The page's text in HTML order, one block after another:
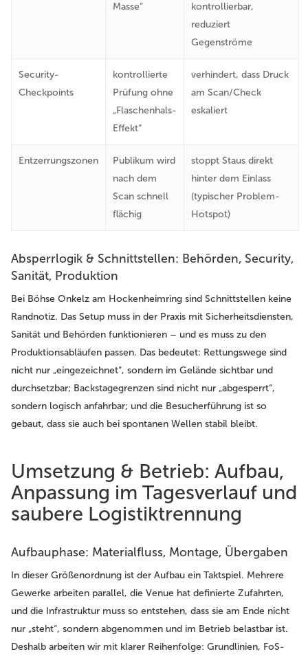
Masse“
kontrollierbar,
reduziert
Gegenströme
Security-
Checkpoints
kontrollierte
Prüfung ohne
„Flaschenhals-
Effekt“
verhindert, dass Druck
am Scan/Check
eskaliert
Entzerrungszonen
Publikum wird
nach dem
Scan schnell
flächig
stoppt Staus direkt
hinter dem Einlass
(typischer Problem-
Hotspot)
Absperrlogik & Schnittstellen: Behörden, Security,
Sanität, Produktion
Bei Böhse Onkelz am Hockenheimring sind Schnittstellen keine
Randnotiz. Das Setup muss in der Praxis mit Sicherheitsdiensten,
Sanität und Behörden funktionieren – und es muss zu den
Produktionsabläufen passen. Das bedeutet: Rettungswege sind
nicht nur „eingezeichnet“, sondern im Gelände sichtbar und
durchsetzbar; Backstagegrenzen sind nicht nur „abgesperrt“,
sondern logisch anfahrbar; und die Besucherführung ist so
gebaut, dass sie auch bei spontanen Wellen stabil bleibt.
Umsetzung & Betrieb: Aufbau,
Anpassung im Tagesverlauf und
saubere Logistiktrennung
Aufbauphase: Materialfluss, Montage, Übergaben
In dieser Größenordnung ist der Aufbau ein Taktspiel. Mehrere
Gewerke arbeiten parallel, die Venue hat definierte Zufahrten,
und die Infrastruktur muss so entstehen, dass sie am Ende nicht
nur „steht“, sondern abgenommen und im Betrieb belastbar ist.
Deshalb arbeiten wir mit klarer Reihenfolge: Grundlinien, FoS-